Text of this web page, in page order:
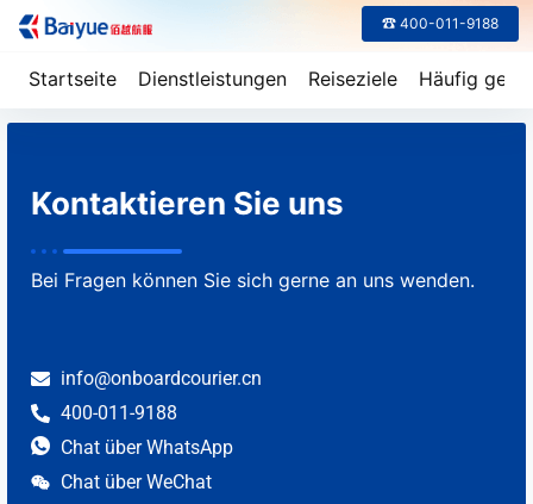
Startseite Dienstleistungen Reiseziele Häufig
☎ 400-011-9188
Kontaktieren Sie uns
Bei Fragen können Sie sich gerne an uns wenden.
info@onboardcourier.cn
400-011-9188
Chat über WhatsApp
Chat über WeChat